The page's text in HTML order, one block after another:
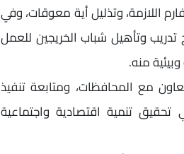
اللازمة، وتذليل أية معوقات، وفي
وتأهيل شباب الخريجين للعمل
منه.
مع المحافظات، ومتابعة تنفيذ
تنمية اقتصادية واجتماعية